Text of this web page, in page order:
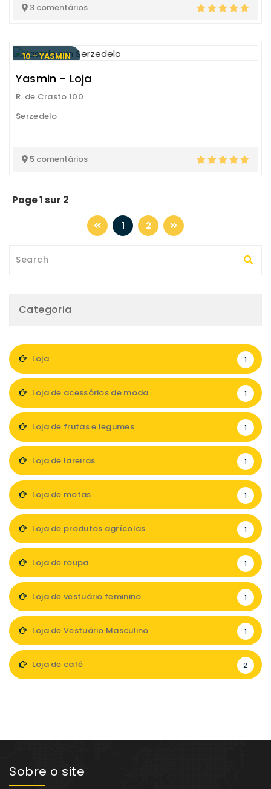
3 comentários
10 - YASMIN
Yasmin - Loja
R. de Crasto 100
Serzedelo
5 comentários
Page 1 sur 2
1 2
Categoria
Loja 1
Loja de acessórios de moda 1
Loja de frutas e legumes 1
Loja de lareiras 1
Loja de motas 1
Loja de produtos agrícolas 1
Loja de roupa 1
Loja de vestuário feminino 1
Loja de Vestuário Masculino 1
Loja de café 2
Sobre o site